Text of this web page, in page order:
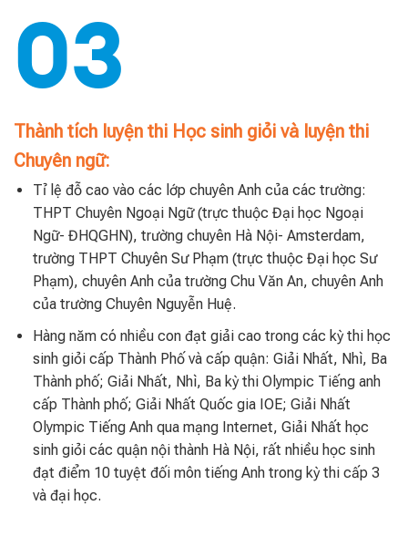
03
Thành tích luyện thi Học sinh giỏi và luyện thi
Chuyên ngữ:
Tỉ lệ đỗ cao vào các lớp chuyên Anh của các trường:
THPT Chuyên Ngoại Ngữ (trực thuộc Đại học Ngoại
Ngữ- ĐHQGHN), trường chuyên Hà Nội- Amsterdam,
trường THPT Chuyên Sư Phạm (trực thuộc Đại học Sư
Phạm), chuyên Anh của trường Chu Văn An, chuyên Anh
của trường Chuyên Nguyễn Huệ.
Hàng năm có nhiều con đạt giải cao trong các kỳ thi học
sinh giỏi cấp Thành Phố và cấp quận: Giải Nhất, Nhì, Ba
Thành phố; Giải Nhất, Nhì, Ba kỳ thi Olympic Tiếng anh
cấp Thành phố; Giải Nhất Quốc gia IOE; Giải Nhất
Olympic Tiếng Anh qua mạng Internet, Giải Nhất học
sinh giỏi các quận nội thành Hà Nội, rất nhiều học sinh
đạt điểm 10 tuyệt đối môn tiếng Anh trong kỳ thi cấp 3
và đại học.